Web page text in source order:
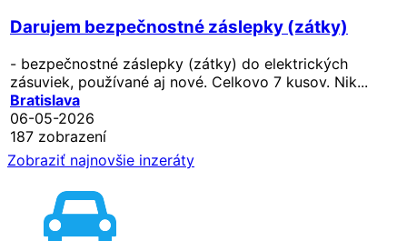
Darujem bezpečnostné záslepky (zátky)
- bezpečnostné záslepky (zátky) do elektrických
zásuviek, používané aj nové. Celkovo 7 kusov. Nik...
Bratislava
06-05-2026
187 zobrazení
Zobraziť najnovšie inzeráty